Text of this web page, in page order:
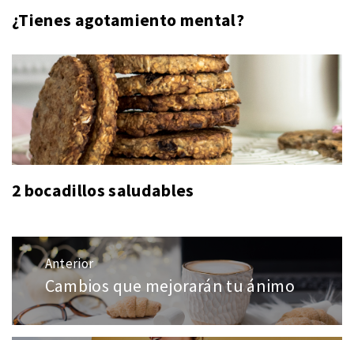
¿Tienes agotamiento mental?
2 bocadillos saludables
Navegación
de
entradas
Anterior
Entrada
anterior:
Cambios que mejorarán tu ánimo